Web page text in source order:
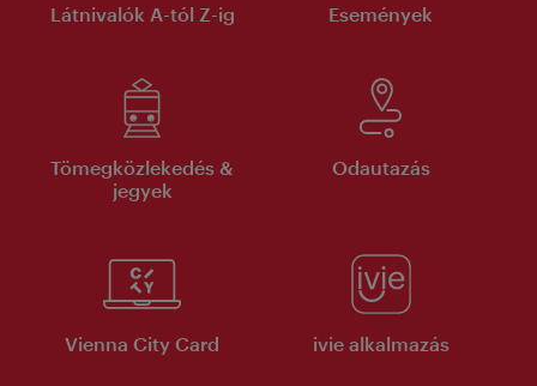
Látnivalók A-tól Z-ig Események
Tömegközlekedés &
jegyek
Odautazás
Vienna City Card ivie alkalmazás